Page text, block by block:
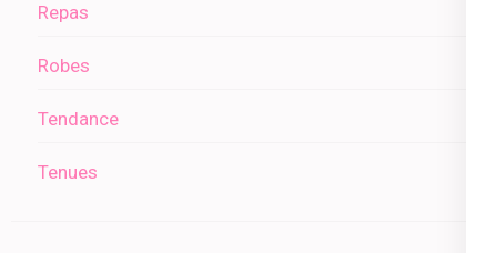
Repas
Robes
Tendance
Tenues